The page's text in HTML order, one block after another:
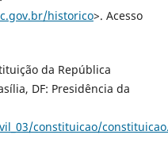
historico>. Acesso
da República
DF: Presidência da
constituicao/